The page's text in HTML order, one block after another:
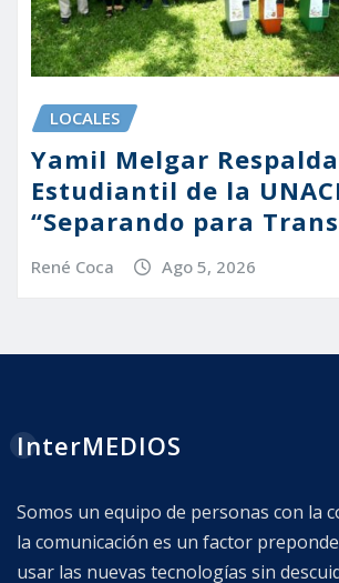
LOCALES
Yamil Melgar
Estudiantil de la
“Separando para
René Coca Ago 5, 2026
InterMEDIOS
Somos un equipo de personas con la
la comunicación es un factor
usar las nuevas tecnologías sin